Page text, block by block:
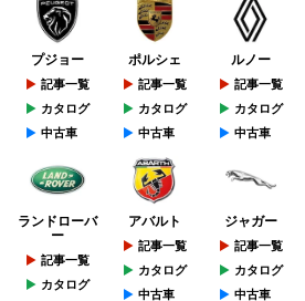
プジョー
記事一覧
カタログ
中古車
ポルシェ
記事一覧
カタログ
中古車
ルノー
記事一覧
カタログ
中古車
ランドローバ
ー
記事一覧
カタログ
アバルト
記事一覧
カタログ
中古車
ジャガー
記事一覧
カタログ
中古車